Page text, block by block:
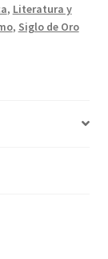
, Literatura y
, Siglo de Oro